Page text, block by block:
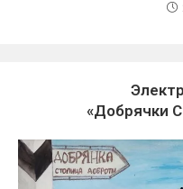
«Добрячки